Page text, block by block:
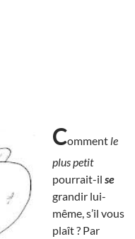
Comment le
plus petit
pourrait-il se
grandir lui-
même, s’il vous
plaît ? Par